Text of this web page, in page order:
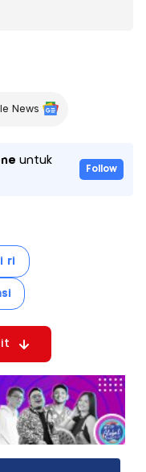
News
untuk
Follow
ri